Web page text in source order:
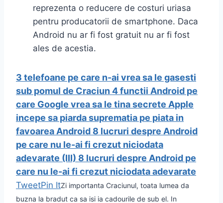
reprezenta o reducere de costuri uriasa
pentru producatorii de smartphone. Daca
Android nu ar fi fost gratuit nu ar fi fost
ales de acestia.
3 telefoane pe care n-ai vrea sa le gasesti
sub pomul de Craciun4 functii Android pe
care Google vrea sa le tina secrete Apple
incepe sa piarda suprematia pe piata in
favoarea Android 8 lucruri despre Android
pe care nu le-ai fi crezut niciodata
adevarate (III) 8 lucruri despre Android pe
care nu le-ai fi crezut niciodata adevarate
TweetPin ItZi importanta Craciunul, toata lumea da
buzna la bradut ca sa isi ia cadourile de sub el. In